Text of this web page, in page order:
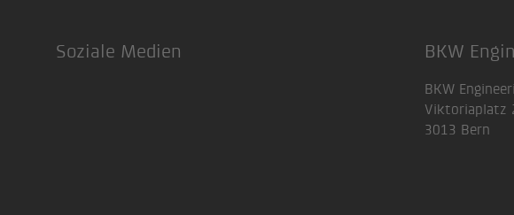
FooterSoziale Medien BKW
BKW
Viktoriaplatz
3013 Bern